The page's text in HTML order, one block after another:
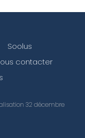
Soolus
contacter
32 décembre